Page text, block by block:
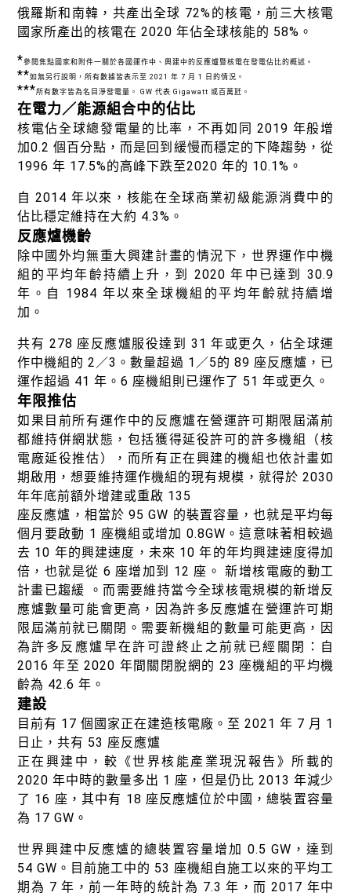
俄羅斯和南韓，共產出全球 72%的核電，前三大核電
國家所產出的核電在 2020 年佔全球核能的 58%。
*參閱焦點國家和附件一關於各國運作中、興建中的反應爐暨核電在發電佔比的概述。
**如無另行說明，所有數據皆表示至 2021 年 7 月 1 日的情況。
***所有數字皆為名目淨發電量。 GW 代表 Gigawatt 或百萬瓩。
在電力／能源組合中的佔比
核電佔全球總發電量的比率，不再如同 2019 年般增
加0.2 個百分點，而是回到緩慢而穩定的下降趨勢，從
1996 年 17.5%的高峰下跌至2020 年的 10.1%。
自 2014 年以來，核能在全球商業初級能源消費中的
佔比穩定維持在大約 4.3%。
反應爐機齡
除中國外均無重大興建計畫的情況下，世界運作中機
組的平均年齡持續上升，到 2020 年中已達到 30.9
年。自 1984 年以來全球機組的平均年齡就持續增
加。
共有 278 座反應爐服役達到 31 年或更久，佔全球運
作中機組的 2／3。數量超過 1／5的 89 座反應爐，已
運作超過 41 年。6 座機組則已運作了 51 年或更久。
年限推估
如果目前所有運作中的反應爐在營運許可期限屆滿前
都維持併網狀態，包括獲得延役許可的許多機組（核
電廠延役推估），而所有正在興建的機組也依計畫如
期啟用，想要維持運作機組的現有規模，就得於 2030
年年底前額外增建或重啟 135
座反應爐，相當於 95 GW 的裝置容量，也就是平均每
個月要啟動 1 座機組或增加 0.8GW。這意味著相較過
去 10 年的興建速度，未來 10 年的年均興建速度得加
倍，也就是從 6 座增加到 12 座。 新增核電廠的動工
計畫已趨緩 。而需要維持當今全球核電規模的新增反
應爐數量可能會更高，因為許多反應爐在營運許可期
限屆滿前就已關閉。需要新機組的數量可能更高，因
為許多反應爐早在許可證終止之前就已經關閉：自
2016 年至 2020 年間關閉脫網的 23 座機組的平均機
齡為 42.6 年。
建設
目前有 17 個國家正在建造核電廠。至 2021 年 7 月 1
日止，共有 53 座反應爐
正在興建中，較《世界核能產業現況報告》所載的
2020 年中時的數量多出 1 座，但是仍比 2013 年減少
了 16 座，其中有 18 座反應爐位於中國，總裝置容量
為 17 GW。
世界興建中反應爐的總裝置容量增加 0.5 GW，達到
54 GW。目前施工中的 53 座機組自施工以來的平均工
期為 7 年，前一年時的統計為 7.3 年，而 2017 年中